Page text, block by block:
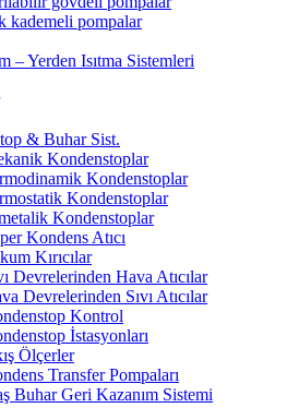
kademeli pompalar
– Yerden Isıtma Sistemleri
& Buhar Sist.
Kondenstoplar
Kondenstoplar
Kondenstoplar
Kondenstoplar
Kondens Atıcı
Kırıcılar
Devrelerinden Hava Atıcılar
Devrelerinden Sıvı Atıcılar
Kontrol
İstasyonları
Ölçerler
Transfer Pompaları
Buhar Geri Kazanım Sistemi